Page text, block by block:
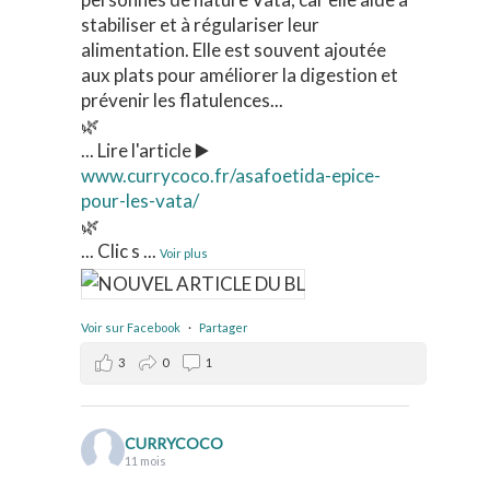
stabiliser et à régulariser leur
alimentation. Elle est souvent ajoutée
aux plats pour améliorer la digestion et
prévenir les flatulences...
🌿
... Lire l'article ▶️
www.currycoco.fr/asafoetida-epice-
pour-les-vata/
🌿
... Clic s... Voir plus
Voir sur Facebook · Partager
3 0 1
CURRYCOCO
11 mois